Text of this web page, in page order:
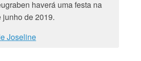
haverá uma festa na
junho de 2019.
Joseline